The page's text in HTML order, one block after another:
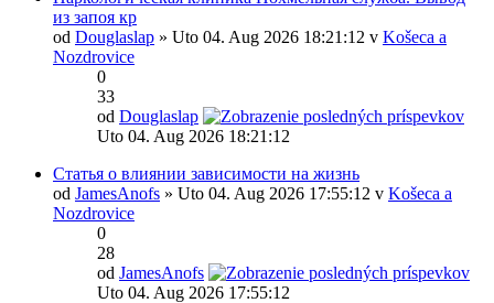
из запоя кр
od Douglaslap » Uto 04. Aug 2026 18:21:12 v Košeca a
Nozdrovice
0
33
od Douglaslap
Uto 04. Aug 2026 18:21:12
Статья о влиянии зависимости на жизнь
od JamesAnofs » Uto 04. Aug 2026 17:55:12 v Košeca a
Nozdrovice
0
28
od JamesAnofs
Uto 04. Aug 2026 17:55:12